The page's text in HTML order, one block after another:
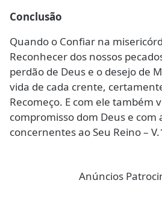
Conclusão
Quando o Confiar na
Reconhecer dos nossos
perdão de Deus e o desejo de
vida de cada crente,
Recomeço. E com ele também
compromisso dom Deus e com
concernentes ao Seu Reino –
Anúncios